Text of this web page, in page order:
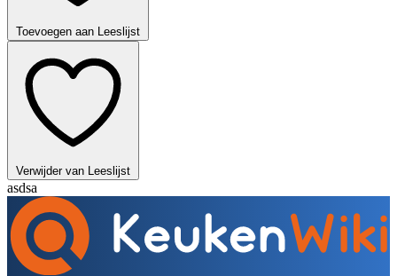
Toevoegen aan Leeslijst
Verwijder van Leeslijst
asdsa